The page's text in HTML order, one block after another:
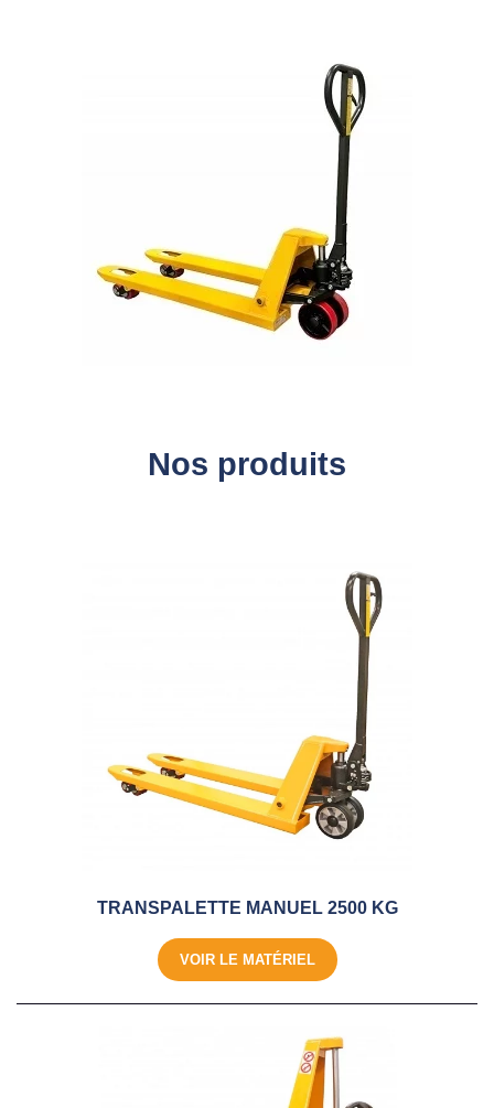
Nos produits
TRANSPALETTE MANUEL 2500 KG
VOIR LE MATÉRIEL